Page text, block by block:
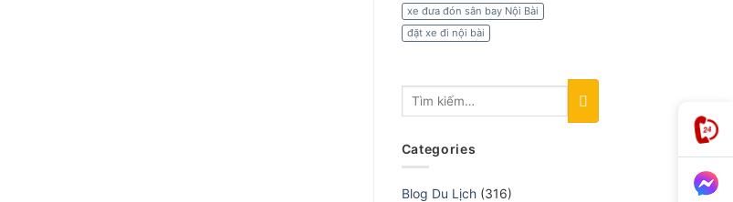
xe đưa đón sân bay Nội Bài
đặt xe đi nội bài
Categories
Blog Du Lịch(316)